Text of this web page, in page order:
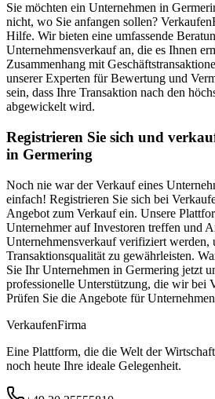
Sie möchten ein Unternehmen in
nicht, wo Sie anfangen sollen?
Hilfe. Wir bieten eine umfassende
Unternehmensverkauf an, die es Ihnen
Zusammenhang mit
unserer Experten für Bewertung und
sein, dass Ihre Transaktion nach den
abgewickelt wird.
Registrieren Sie sich und
in Germering
Noch nie war der Verkauf eines
einfach! Registrieren Sie sich bei
Angebot zum Verkauf ein. Unsere
Unternehmer auf Investoren treffen und
Unternehmensverkauf verifiziert werden,
Transaktionsqualität zu gewährleisten.
Sie Ihr Unternehmen in Germering jetzt
professionelle Unterstützung, die wir bei
Prüfen Sie die Angebote für
VerkaufenFirma
Eine Plattform, die die Welt der
noch heute Ihre ideale Gelegenheit.